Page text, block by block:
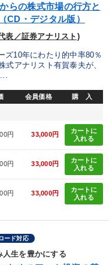
らの株式市場の行方と
CD・デジタル版）
表／証券アナリスト)
ズ10年にわたり的中率80％
式アナリスト有賀泰夫が、
会員価格 購 入
円 33,000円
カートに
入れる
円 33,000円
カートに
入れる
円 33,000円
カートに
入れる
ード対応
人生を豊かにする